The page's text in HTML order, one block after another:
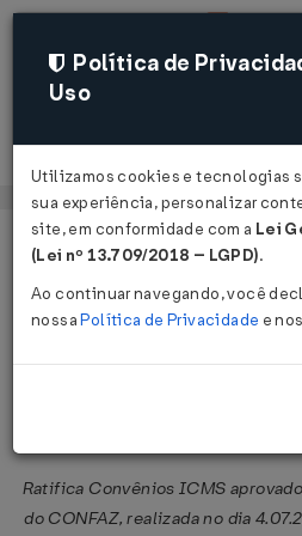
Página Inicial Legislações
Ato Declaratório
Ratifica Convênios ICMS
do CONFAZ, realizada no dia
Política de
Uso
Utilizamos cookies e tecnologias
sua experiência, personalizar
site, em conformidade com a Lei
(Lei nº 13.709/2018 – LGPD).
Ao continuar navegando, você
nossaPolítica de Privacidade e